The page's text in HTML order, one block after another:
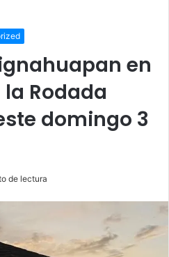
en
Rodada
domingo 3
de lectura